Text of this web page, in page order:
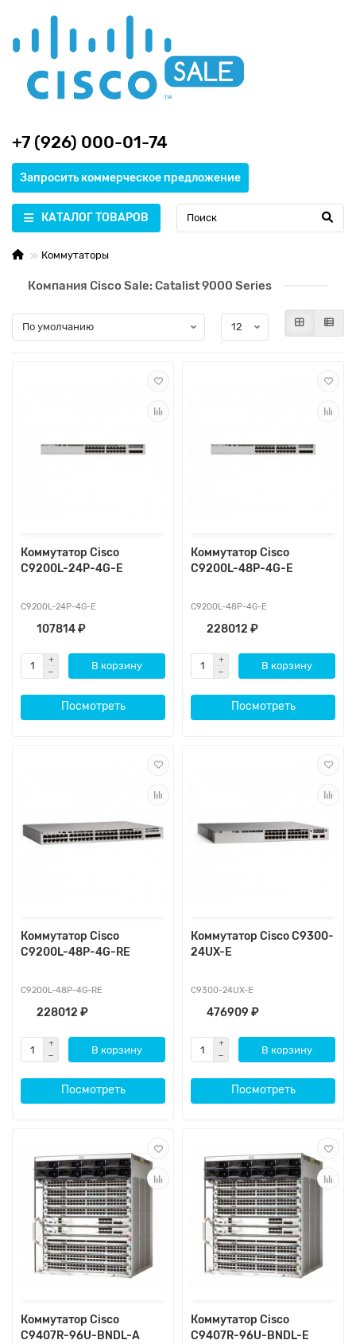
+7 (926) 000-01-74
Запросить коммерческое предложение
КАТАЛОГ ТОВАРОВ
Коммутаторы
Компания Cisco Sale: Catalist 9000 Series
Коммутатор Cisco
C9200L-24P-4G-E
C9200L-24P-4G-E
107814 ₽
В корзину
Посмотреть
Коммутатор Cisco
C9200L-48P-4G-E
C9200L-48P-4G-E
228012 ₽
В корзину
Посмотреть
Коммутатор Cisco
C9200L-48P-4G-RE
C9200L-48P-4G-RE
228012 ₽
В корзину
Посмотреть
Коммутатор Cisco C9300-
24UX-E
C9300-24UX-E
476909 ₽
В корзину
Посмотреть
Коммутатор Cisco
C9407R-96U-BNDL-A
Коммутатор Cisco
C9407R-96U-BNDL-E